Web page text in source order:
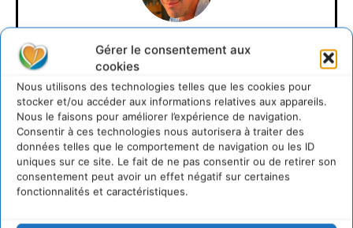
Gérer le consentement aux
cookies
Nous utilisons des technologies telles que les cookies pour
stocker et/ou accéder aux informations relatives aux appareils.
Nous le faisons pour améliorer l’expérience de navigation.
Consentir à ces technologies nous autorisera à traiter des
données telles que le comportement de navigation ou les ID
uniques sur ce site. Le fait de ne pas consentir ou de retirer son
consentement peut avoir un effet négatif sur certaines
fonctionnalités et caractéristiques.
David Naulin
https://cdurable.info
Journaliste de solutions écologiques et sociales en
Occitanie.